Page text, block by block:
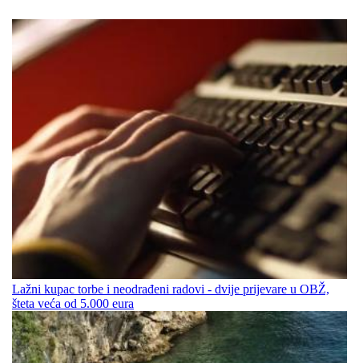
Lažni kupac torbe i neodrađeni radovi - dvije prijevare u OBŽ,
šteta veća od 5.000 eura